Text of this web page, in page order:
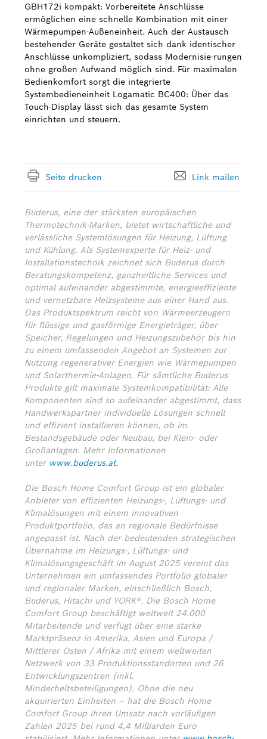
GBH172i kompakt: Vorbereitete Anschlüsse
ermöglichen eine schnelle Kombination mit einer
Wärmepumpen-Außeneinheit. Auch der Austausch
bestehender Geräte gestaltet sich dank identischer
Anschlüsse unkompliziert, sodass Modernisie-rungen
ohne großen Aufwand möglich sind. Für maximalen
Bedienkomfort sorgt die integrierte
Systembedieneinheit Logamatic BC400: Über das
Touch-Display lässt sich das gesamte System
einrichten und steuern.
Seite drucken Link mailen
Buderus, eine der stärksten europäischen
Thermotechnik-Marken, bietet wirtschaftliche und
verlässliche Systemlösungen für Heizung, Lüftung
und Kühlung. Als Systemexperte für Heiz- und
Installationstechnik zeichnet sich Buderus durch
Beratungskompetenz, ganzheitliche Services und
optimal aufeinander abgestimmte, energieeffiziente
und vernetzbare Heizsysteme aus einer Hand aus.
Das Produktspektrum reicht von Wärmeerzeugern
für flüssige und gasförmige Energieträger, über
Speicher, Regelungen und Heizungszubehör bis hin
zu einem umfassenden Angebot an Systemen zur
Nutzung regenerativer Energien wie Wärmepumpen
und Solarthermie-Anlagen. Für sämtliche Buderus
Produkte gilt maximale Systemkompatibilität: Alle
Komponenten sind so aufeinander abgestimmt, dass
Handwerkspartner individuelle Lösungen schnell
und effizient installieren können, ob im
Bestandsgebäude oder Neubau, bei Klein- oder
Großanlagen. Mehr Informationen
unter www.buderus.at.
Die Bosch Home Comfort Group ist ein globaler
Anbieter von effizienten Heizungs-, Lüftungs- und
Klimalösungen mit einem innovativen
Produktportfolio, das an regionale Bedürfnisse
angepasst ist. Nach der bedeutenden strategischen
Übernahme im Heizungs-, Lüftungs- und
Klimalösungsgeschäft im August 2025 vereint das
Unternehmen ein umfassendes Portfolio globaler
und regionaler Marken, einschließlich Bosch,
Buderus, Hitachi und YORK®. Die Bosch Home
Comfort Group beschäftigt weltweit 24.000
Mitarbeitende und verfügt über eine starke
Marktpräsenz in Amerika, Asien und Europa /
Mittlerer Osten / Afrika mit einem weltweiten
Netzwerk von 33 Produktionsstandorten und 26
Entwicklungszentren (inkl.
Minderheitsbeteiligungen). Ohne die neu
akquirierten Einheiten – hat die Bosch Home
Comfort Group ihren Umsatz nach vorläufigen
Zahlen 2025 bei rund 4,4 Milliarden Euro